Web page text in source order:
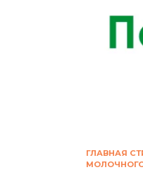
ГЛАВНАЯ